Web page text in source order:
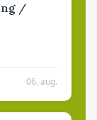
/
06. aug.